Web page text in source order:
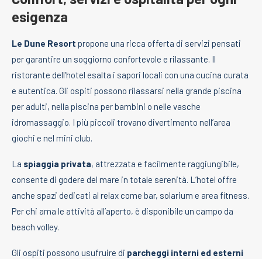
esigenza
Le Dune Resort propone una ricca offerta di servizi pensati
per garantire un soggiorno confortevole e rilassante. Il
ristorante dell’hotel esalta i sapori locali con una cucina curata
e autentica. Gli ospiti possono rilassarsi nella grande piscina
per adulti, nella piscina per bambini o nelle vasche
idromassaggio. I più piccoli trovano divertimento nell’area
giochi e nel mini club.
La spiaggia privata, attrezzata e facilmente raggiungibile,
consente di godere del mare in totale serenità. L’hotel offre
anche spazi dedicati al relax come bar, solarium e area fitness.
Per chi ama le attività all’aperto, è disponibile un campo da
beach volley.
Gli ospiti possono usufruire di parcheggi interni ed esterni